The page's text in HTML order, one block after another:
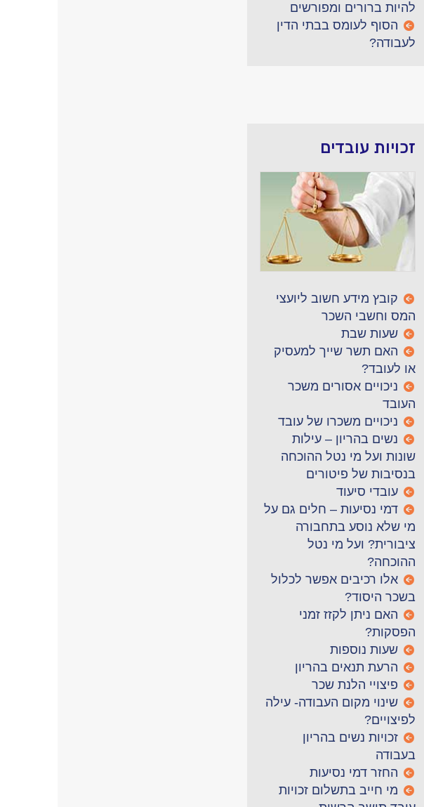
להיות ברורים ומפורשים
הסוף לעומס בבתי הדין
לעבודה?
זכויות עובדים
קובץ מידע חשוב ליועצי
המס וחשבי השכר
שעות שבת
האם תשר שייך למעסיק
או לעובד?
ניכויים אסורים משכר
העובד
ניכויים משכרו של עובד
נשים בהריון – עילות
שונות ועל מי נטל ההוכחה
בנסיבות של פיטורים
עובדי סיעוד
דמי נסיעות – חלים גם על
מי שלא נוסע בתחבורה
ציבורית? ועל מי נטל
ההוכחה?
אלו רכיבים אפשר לכלול
בשכר היסוד?
האם ניתן לקזז זמני
הפסקות?
שעות נוספות
הרעת תנאים בהריון
פיצויי הלנת שכר
שינוי מקום העבודה- עילה
לפיצויים?
זכויות נשים בהריון
בעבודה
החזר דמי נסיעות
מי חייב בתשלום זכויות